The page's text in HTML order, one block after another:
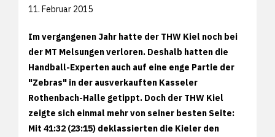
11. Februar 2015
Im vergangenen Jahr hatte der THW Kiel noch bei
der MT Melsungen verloren. Deshalb hatten die
Handball-Experten auch auf eine enge Partie der
"Zebras" in der ausverkauften Kasseler
Rothenbach-Halle getippt. Doch der THW Kiel
zeigte sich einmal mehr von seiner besten Seite:
Mit 41:32 (23:15) deklassierten die Kieler den